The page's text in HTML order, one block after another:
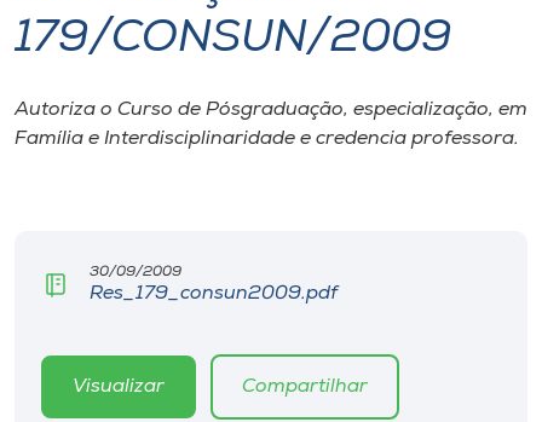
I.nova
Diplomados
CPA
Editora
179/CONSUN/2009
Autoriza o Curso de Pósgraduação, especialização, em
Família e Interdisciplinaridade e credencia professora.
30/09/2009
Res_179_consun2009.pdf
Visualizar Compartilhar